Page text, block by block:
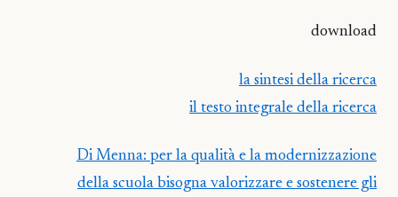
download
la sintesi della ricerca
il testo integrale della ricerca
Di Menna: per la qualità e la modernizzazione
della scuola bisogna valorizzare e sostenere gli